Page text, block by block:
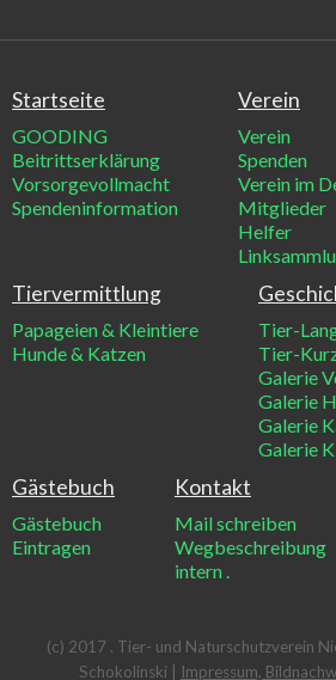
Startseite
GOODING
Beitrittserklärung
Vorsorgevollmacht
Spendeninformation
Verein
Verein
Spenden
Verein im
Mitglieder
Helfer
Tiervermittlung
Papageien & Kleintiere
Hunde & Katzen
Tier-
Tier-
Galerie
Galerie
Galerie
Galerie
Gästebuch
Gästebuch
Eintragen
Kontakt
Mail schreiben
Wegbeschreibung
intern .
(c) 2017 . Tier- und Naturschutzverein
Schokolinski |
Impressum,